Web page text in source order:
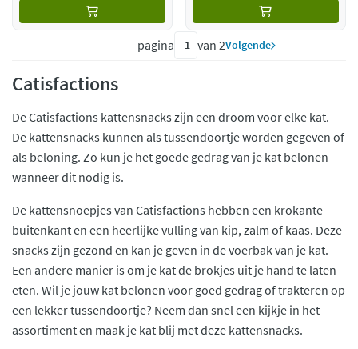
pagina van 2Volgende
Catisfactions
De Catisfactions kattensnacks zijn een droom voor elke kat.
De kattensnacks kunnen als tussendoortje worden gegeven of
als beloning. Zo kun je het goede gedrag van je kat belonen
wanneer dit nodig is.
De kattensnoepjes van Catisfactions hebben een krokante
buitenkant en een heerlijke vulling van kip, zalm of kaas. Deze
snacks zijn gezond en kan je geven in de voerbak van je kat.
Een andere manier is om je kat de brokjes uit je hand te laten
eten. Wil je jouw kat belonen voor goed gedrag of trakteren op
een lekker tussendoortje? Neem dan snel een kijkje in het
assortiment en maak je kat blij met deze kattensnacks.